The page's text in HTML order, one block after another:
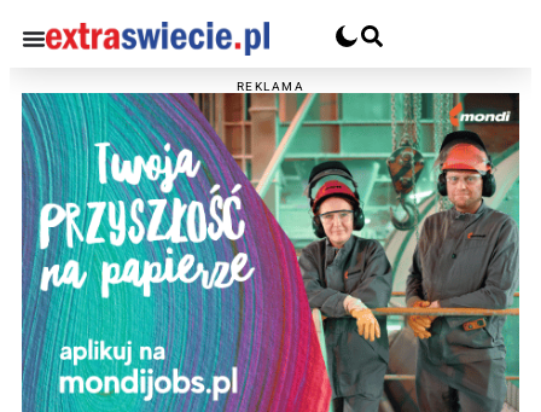
REKLAMA